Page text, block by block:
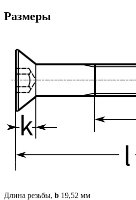
Размеры
Длина резьбы, b 19,52 мм